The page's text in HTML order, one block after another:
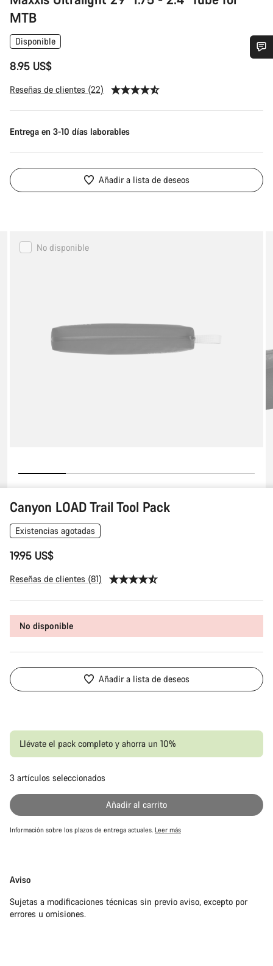
MTB
Disponible
8.95 US$
Reseñas de clientes (22)
Entrega en 3-10 días laborables
Añadir a lista de deseos
No disponible
Canyon
Canyon LOAD Trail Tool Pack
Existencias agotadas
19.95 US$
Reseñas de clientes (81)
No disponible
Añadir a lista de deseos
Llévate el pack completo y ahorra un 10%
3 artículos seleccionados
Añadir al carrito
Información sobre los plazos de entrega actuales. Leer más
Exención
responsabilidades
Aviso
Sujetas a modificaciones técnicas sin previo aviso, excepto por
errores u omisiones.
¿Necesitas ayuda?
preguntas.
Abrir chat
Cerrar